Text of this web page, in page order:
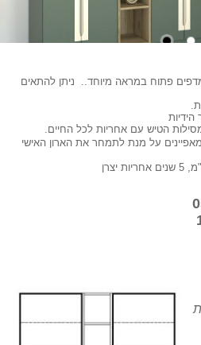
מדפים פתוח במראה מיוחד.. ניתן להתאים
מסילות הטיש עם אחריות לכל החיים.
על מנת לתמחר את הארון האישי